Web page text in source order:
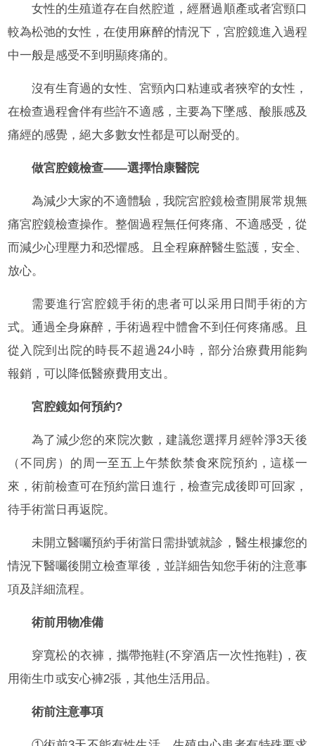
女性的生殖道存在自然腔道，經曆過順產或者宮頸口
較為松弛的女性，在使用麻醉的情況下，宮腔鏡進入過程
中一般是感受不到明顯疼痛的。
沒有生育過的女性、宮頸內口粘連或者狹窄的女性，
在檢查過程會伴有些許不適感，主要為下墜感、酸脹感及
痛經的感覺，絕大多數女性都是可以耐受的。
做宮腔鏡檢查——選擇怡康醫院
為減少大家的不適體驗，我院宮腔鏡檢查開展常規無
痛宮腔鏡檢查操作。整個過程無任何疼痛、不適感受，從
而減少心理壓力和恐懼感。且全程麻醉醫生監護，安全、
放心。
需要進行宮腔鏡手術的患者可以采用日間手術的方
式。通過全身麻醉，手術過程中體會不到任何疼痛感。且
從入院到出院的時長不超過24小時，部分治療費用能夠
報銷，可以降低醫療費用支出。
宮腔鏡如何預約?
為了減少您的來院次數，建議您選擇月經幹淨3天後
（不同房）的周一至五上午禁飲禁食來院預約，這樣一
來，術前檢查可在預約當日進行，檢查完成後即可回家，
待手術當日再返院。
未開立醫囑預約手術當日需掛號就診，醫生根據您的
情況下醫囑後開立檢查單後，並詳細告知您手術的注意事
項及詳細流程。
術前用物准備
穿寬松的衣褲，攜帶拖鞋(不穿酒店一次性拖鞋)，夜
用衛生巾或安心褲2張，其他生活用品。
術前注意事項